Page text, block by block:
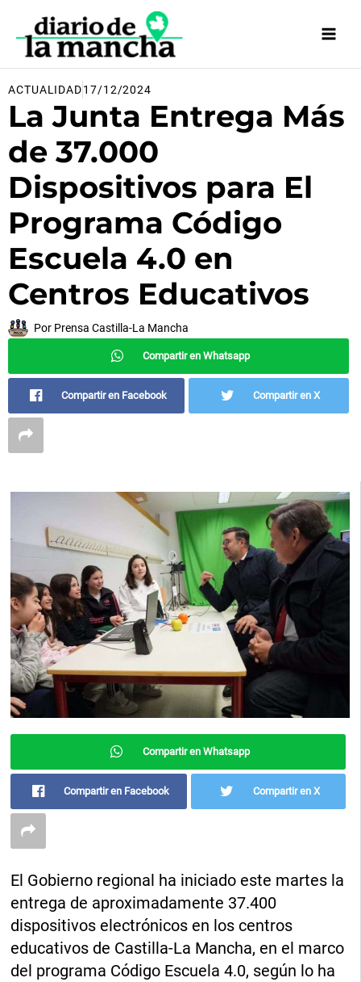
contenido
ACTUALIDAD17/12/2024
La Junta Entrega Más
de 37.000
Dispositivos para El
Programa Código
Escuela 4.0 en
Centros Educativos
Por Prensa Castilla-La Mancha
Compartir en Whatsapp
Compartir en Facebook Compartir en X
Compartir en Whatsapp
Compartir en Facebook Compartir en X
El Gobierno regional ha iniciado este martes la
entrega de aproximadamente 37.400
dispositivos electrónicos en los centros
educativos de Castilla-La Mancha, en el marco
del programa Código Escuela 4.0, según lo ha